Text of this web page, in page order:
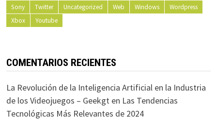
Sony
Twitter Uncategorized Web Windows
Wordpress
Xbox
Youtube
COMENTARIOS RECIENTES
La Revolución de la Inteligencia Artificial en la Industria
de los Videojuegos – Geekgten Las Tendencias
Tecnológicas Más Relevantes de 2024